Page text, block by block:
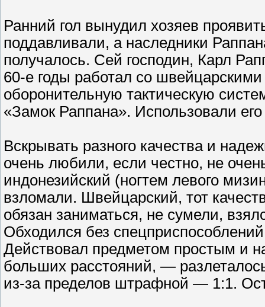
Ранний гол вынудил хозяев
поддавливали, а наследники
получалось. Сей господин, Карл
60-е годы работал со
оборонительную тактическую
«Замок Раппана». Использовали
Вскрывать разного качества и
очень любили, если честно, не
индонезийский (ногтем левого
взломали. Швейцарский, тот
обязан заниматься, не сумели,
Обходился без
Действовал предметом простым и
больших расстояний, —
из-за пределов штрафной — 1:1.